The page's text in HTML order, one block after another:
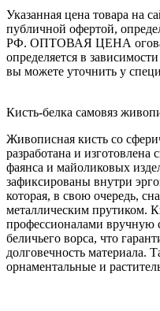
Указанная цена товара на
публичной офертой,
РФ. ОПТОВАЯ ЦЕНА
определяется в
вы можете уточнить у
Кисть-белка самовяз
Живописная кисть со
разработана и
фаянса и майоликовых
зафиксированы внутри
которая, в свою очередь,
металлическим прутиком.
профессионалами вручную
беличьего ворса, что
долговечность материала.
орнаментальные и